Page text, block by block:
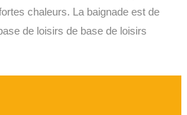
chaleurs. La baignade est de
de loisirs de base de loisirs